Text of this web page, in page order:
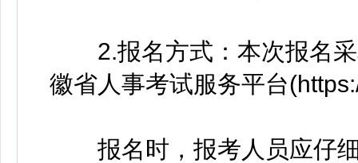
2.报名方式：本次报名采
徽省人事考试服务平台
报名时，报考人员应仔细